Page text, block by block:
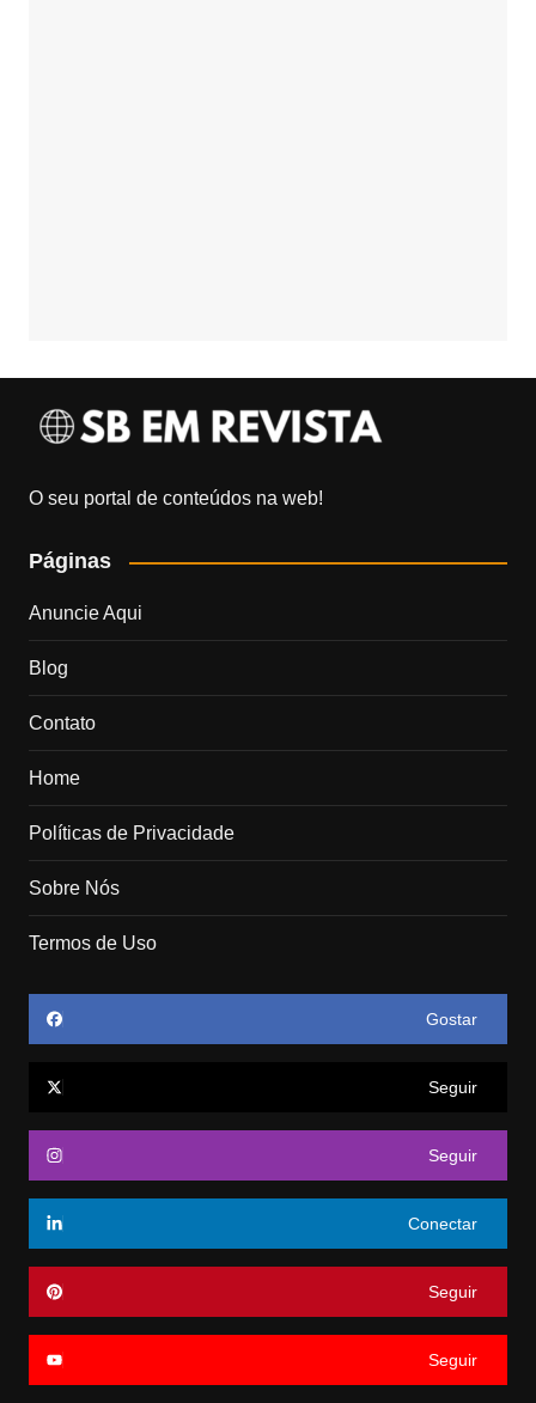
O seu portal de conteúdos na web!
Páginas
Anuncie Aqui
Blog
Contato
Home
Políticas de Privacidade
Sobre Nós
Termos de Uso
Gostar
Seguir
Seguir
Conectar
Seguir
Seguir